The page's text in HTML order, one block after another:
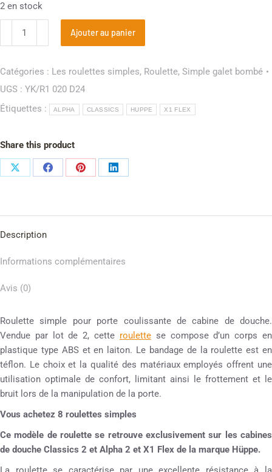
2 en stock
Ajouter au panier
Catégories : Les roulettes simples, Roulette, Simple galet bombé
UGS : YK/R1 020 D24
Étiquettes :
ALPHA CLASSICS HUPPE X1 FLEX
Share this product
Description
Informations complémentaires
Avis (0)
Roulette simple pour porte coulissante de cabine de douche.
Vendue par lot de 2, cette roulettese compose d’un corps en
plastique type ABS et en laiton. Le bandage de la roulette est en
téflon. Le choix et la qualité des matériaux employés offrent une
utilisation optimale de confort, limitant ainsi le frottement et le
bruit lors de la manipulation de la porte.
Vous achetez 8 roulettes simples
Ce modèle de roulette se retrouve exclusivement sur les cabines
de douche Classics 2 et Alpha 2 et X1 Flex de la marque Hüppe.